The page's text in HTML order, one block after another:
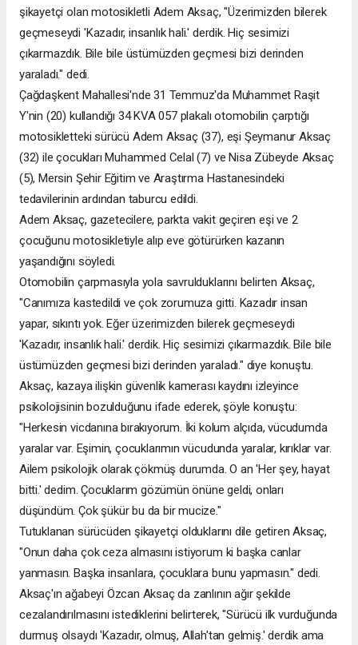
şikayetçi olan motosikletli Adem Aksaç, "Üzerimizden bilerek
geçmeseydi 'Kazadır, insanlık hali.' derdik. Hiç sesimizi
çıkarmazdık. Bile bile üstümüzden geçmesi bizi derinden
yaraladı." dedi.
Çağdaşkent Mahallesi'nde 31 Temmuz'da Muhammet Raşit
Y'nin (20) kullandığı 34 KVA 057 plakalı otomobilin çarptığı
motosikletteki sürücü Adem Aksaç (37), eşi Şeymanur Aksaç
(32) ile çocukları Muhammed Celal (7) ve Nisa Zübeyde Aksaç
(5), Mersin Şehir Eğitim ve Araştırma Hastanesindeki
tedavilerinin ardından taburcu edildi.
Adem Aksaç, gazetecilere, parkta vakit geçiren eşi ve 2
çocuğunu motosikletiyle alıp eve götürürken kazanın
yaşandığını söyledi.
Otomobilin çarpmasıyla yola savrulduklarını belirten Aksaç,
"Canımıza kastedildi ve çok zorumuza gitti. Kazadır insan
yapar, sıkıntı yok. Eğer üzerimizden bilerek geçmeseydi
'Kazadır, insanlık hali.' derdik. Hiç sesimizi çıkarmazdık. Bile bile
üstümüzden geçmesi bizi derinden yaraladı." diye konuştu.
Aksaç, kazaya ilişkin güvenlik kamerası kaydını izleyince
psikolojisinin bozulduğunu ifade ederek, şöyle konuştu:
"Herkesin vicdanına bırakıyorum. İki kolum alçıda, vücudumda
yaralar var. Eşimin, çocuklarımın vücudunda yaralar, kırıklar var.
Ailem psikolojik olarak çökmüş durumda. O an 'Her şey, hayat
bitti.' dedim. Çocuklarım gözümün önüne geldi, onları
düşündüm. Çok şükür bu da bir mucize."
Tutuklanan sürücüden şikayetçi olduklarını dile getiren Aksaç,
"Onun daha çok ceza almasını istiyorum ki başka canlar
yanmasın. Başka insanlara, çocuklara bunu yapmasın." dedi.
Aksaç'ın ağabeyi Özcan Aksaç da zanlının ağır şekilde
cezalandırılmasını istediklerini belirterek, "Sürücü ilk vurduğunda
durmuş olsaydı 'Kazadır, olmuş, Allah'tan gelmiş.' derdik ama